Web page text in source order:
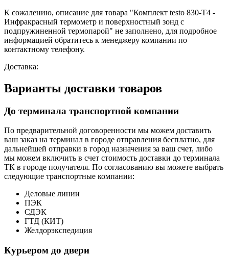
К сожалению, описание для товара "Комплект testo 830-T4 -
Инфракрасный термометр и поверхностный зонд с
подпружиненной термопарой" не заполнено, для подробное
информацией обратитесь к менеджеру компании по
контактному телефону.
Доставка:
Варианты доставки товаров
До терминала транспортной компании
По предварительной договоренности мы можем доставить
ваш заказ на терминал в городе отправления бесплатно, для
дальнейшей отправки в город назначения за ваш счет, либо
мы можем включить в счет стоимость доставки до терминала
ТК в городе получателя. По согласованию вы можете выбрать
следующие транспортные компании:
Деловые линии
ПЭК
СДЭК
ГТД (КИТ)
Желдорэкспедиция
Курьером до двери